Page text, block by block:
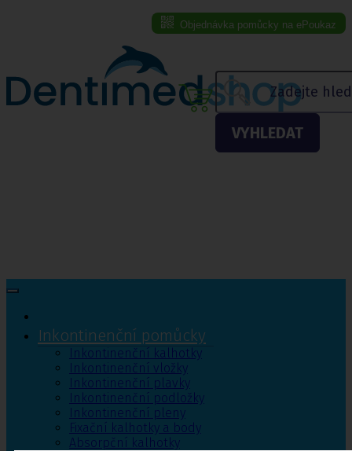
Objednávka pomůcky na ePoukaz
VYHLEDAT
Inkontinenční pomůcky
Inkontinenční kalhotky
Inkontinenční vložky
Inkontinenční plavky
Inkontinenční podložky
Inkontinenční pleny
Fixační kalhotky a body
Absorpční kalhotky